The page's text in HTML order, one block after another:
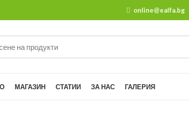
online@ealfa.bg
МАГАЗИН СТАТИИ ЗА НАС ГАЛЕРИЯ